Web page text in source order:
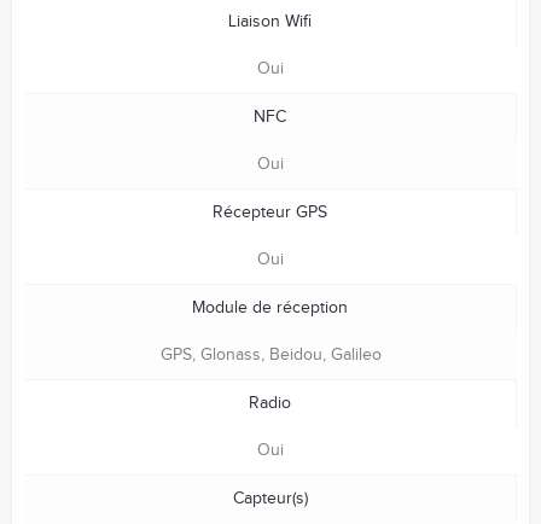
Liaison Wifi
Oui
NFC
Oui
Récepteur GPS
Oui
Module de réception
GPS, Glonass, Beidou, Galileo
Radio
Oui
Capteur(s)